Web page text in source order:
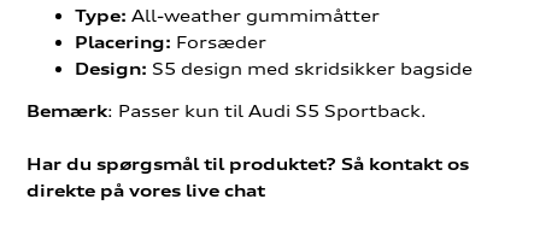
Type: All-weather gummimåtter
Placering: Forsæder
Design: S5 design med skridsikker bagside
Bemærk: Passer kun til Audi S5 Sportback.
Har du spørgsmål til produktet? Så kontakt os
direkte på vores live chat